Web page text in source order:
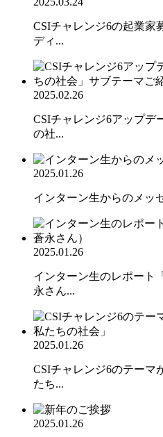
CSIチャレンジ6の起業家
ディ...
2025.02.26
CSIチャレンジ6アップデ
の社...
2025.01.26
インターン生からのメッ
2025.01.26
インターン生のレポート
永さん...
2025.01.26
CSIチャレンジ6のテーマ
たち...
2025.01.26